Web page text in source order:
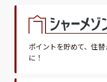
ポイントを貯めて、 住替
に！